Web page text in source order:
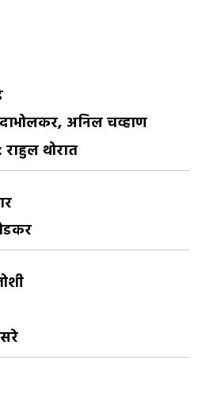
अनिल चव्हाण
थोरात